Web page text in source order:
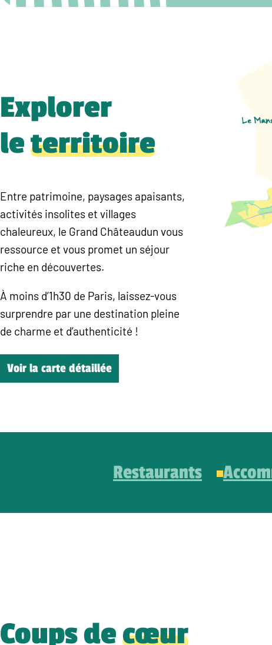
Explorer
leterritoire
Entre patrimoine, paysages apaisants,
activités insolites et villages
chaleureux, le Grand Châteaudun vous
ressource et vous promet un séjour
riche en découvertes.
À moins d’1h30 de Paris, laissez-vous
surprendre par une destination pleine
de charme et d’authenticité !
Voir la carte détaillée
Restaurants
Coups decœur